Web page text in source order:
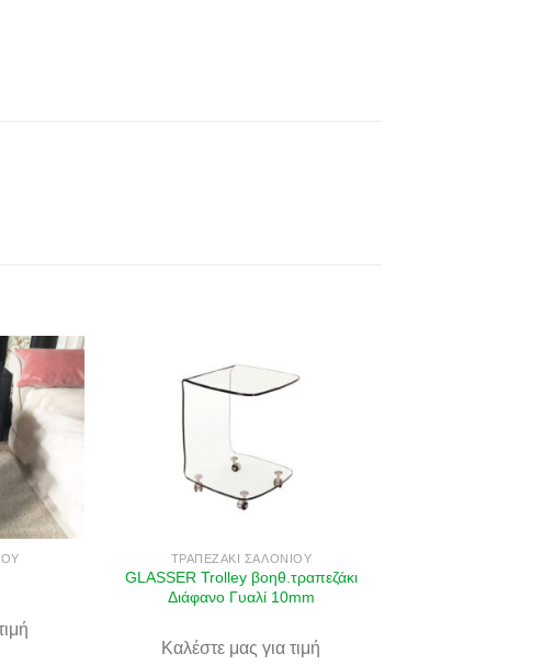
Πρόσθήκη
στην λίστα
επιθυμιών
ΤΡΑΠΕΖΆΚΙ ΣΑΛΟΝΙΟΎ
GLASSER Trolley βοηθ.τραπεζάκι
Διάφανο Γυαλί 10mm
Καλέστε μας για τιμή